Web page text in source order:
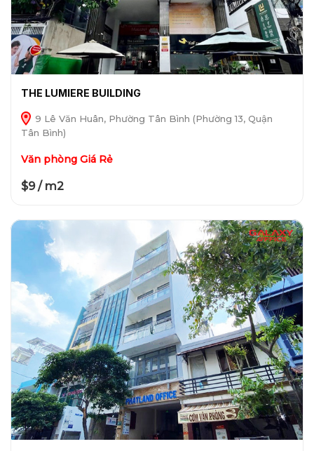
THE LUMIERE BUILDING
9 Lê Văn Huân, Phường Tân Bình (Phường 13, Quận
Tân Bình)
Văn phòng Giá Rẻ
$9 / m2